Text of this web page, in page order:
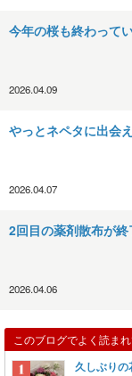
今年の桜も終わって
2026.04.09
やっとネペタに出会
2026.04.07
2回目の薬剤散布が
2026.04.06
このブログでよく読ま
久しぶりの